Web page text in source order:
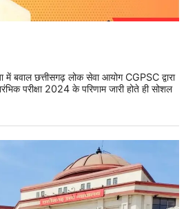
बवाल छत्तीसगढ़ लोक सेवा आयोग CGPSC द्वारा
परीक्षा 2024 के परिणाम जारी होते ही सोशल